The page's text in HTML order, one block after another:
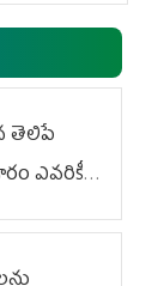
తెలిపే
ఎవరికీ